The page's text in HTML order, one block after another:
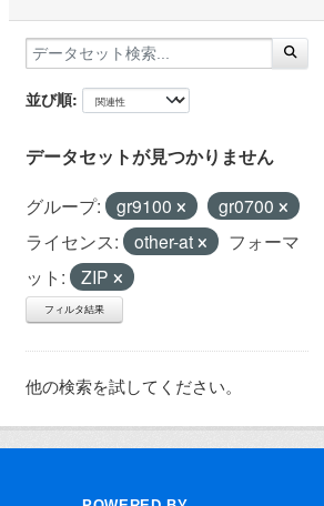
並び順
データセットが見つかりません
グループ: gr9100
gr0700
ライセンス:
other-at
フォーマ
ット:
ZIP
フィルタ結果
他の検索を試してください。